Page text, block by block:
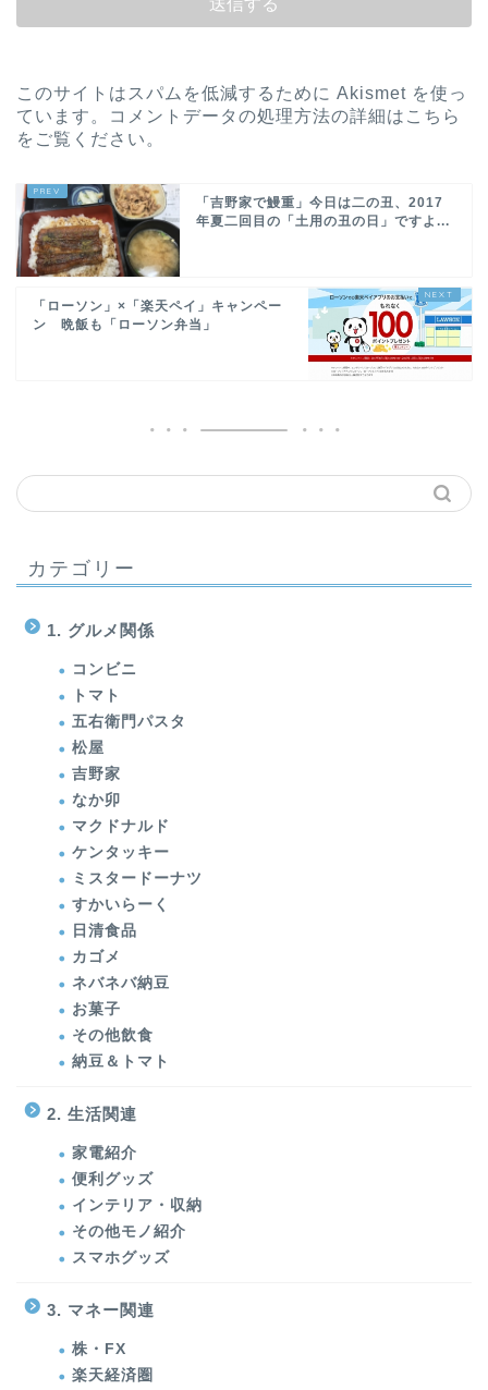
このサイトはスパムを低減するために Akismet を使っ
ています。
コメントデータの処理方法の詳細はこちら
をご覧ください 。
「吉野家で鰻重」今日は二の丑、2017
年夏二回目の「土用の丑の日」ですよ...
「ローソン」×「楽天ペイ」キャンペー
ン 晩飯も「ローソン弁当」
カテゴリー
1. グルメ関係
コンビニ
トマト
五右衛門パスタ
松屋
吉野家
なか卯
マクドナルド
ケンタッキー
ミスタードーナツ
すかいらーく
日清食品
カゴメ
ネバネバ納豆
お菓子
その他飲食
納豆＆トマト
2. 生活関連
家電紹介
便利グッズ
インテリア・収納
その他モノ紹介
スマホグッズ
3. マネー関連
株・FX
楽天経済圏